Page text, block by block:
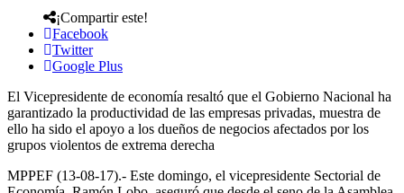
¡Compartir este!
Facebook
Twitter
Google Plus
El Vicepresidente de economía resaltó que el Gobierno Nacional ha
garantizado la productividad de las empresas privadas, muestra de
ello ha sido el apoyo a los dueños de negocios afectados por los
grupos violentos de extrema derecha
MPPEF (13-08-17).- Este domingo, el vicepresidente Sectorial de